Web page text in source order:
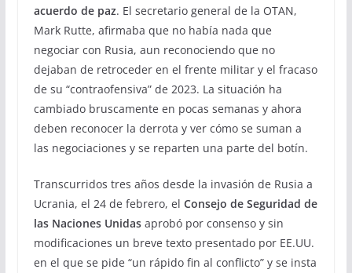
acuerdo de paz. El secretario general de la OTAN,
Mark Rutte, afirmaba que no había nada que
negociar con Rusia, aun reconociendo que no
dejaban de retroceder en el frente militar y el fracaso
de su “contraofensiva” de 2023. La situación ha
cambiado bruscamente en pocas semanas y ahora
deben reconocer la derrota y ver cómo se suman a
las negociaciones y se reparten una parte del botín.
Transcurridos tres años desde la invasión de Rusia a
Ucrania, el 24 de febrero, el Consejo de Seguridad de
las Naciones Unidasaprobó por consenso y sin
modificaciones un breve texto presentado por EE.UU.
en el que se pide “un rápido fin al conflicto” y se insta